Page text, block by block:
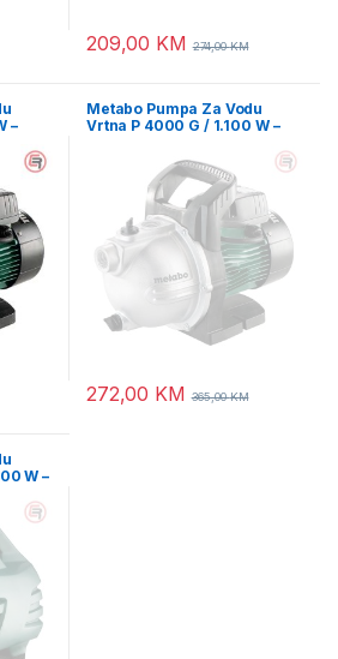
209,00 KM 274,00KM
–
Metabo Pumpa Za Vodu
Vrtna P 4000 G / 1.100 W –
272,00 KM 365,00KM
W –